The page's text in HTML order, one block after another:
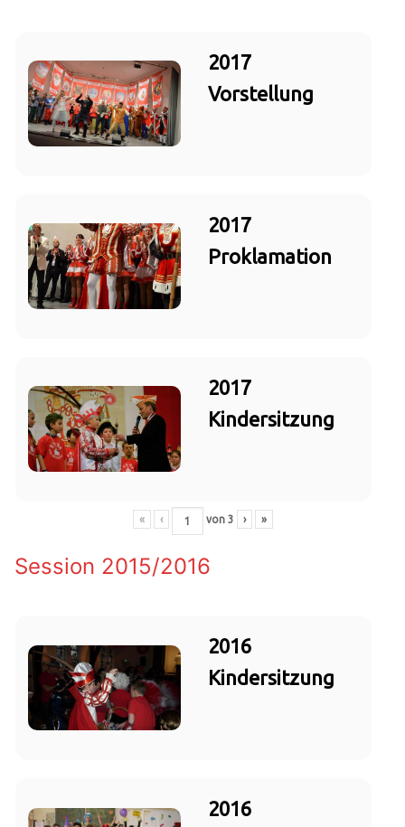
2017
Vorstellung
2017
Proklamation
2017
Kindersitzung
« ‹ von 3 › »
Session 2015/2016
2016
Kindersitzung
2016